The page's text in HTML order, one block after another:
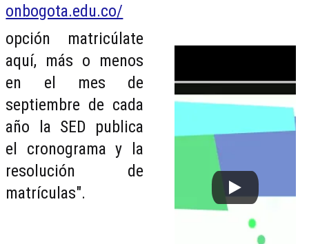
onbogota.edu.co/
opción matricúlate
aquí, más o menos
en el mes de
septiembre de cada
año la SED publica
el cronograma y la
resolución de
matrículas".